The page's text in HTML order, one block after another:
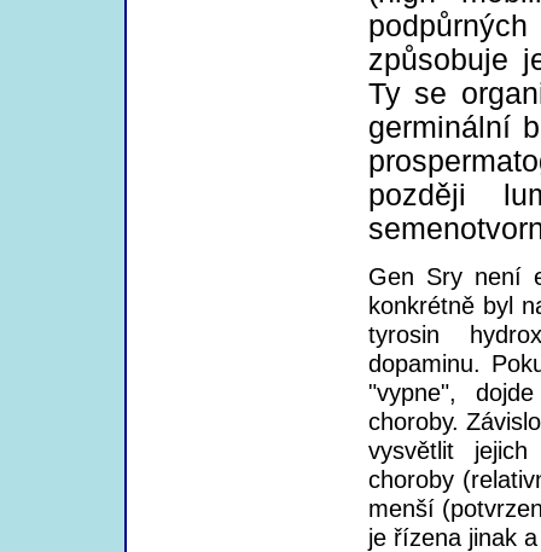
způsobuje
Ty se
germinální
později
Gen Sry není
konkrétně byl
tyrosin
dopaminu.
"vypne",
choroby.
vysvětlit
choroby
menší
je řízena jinak